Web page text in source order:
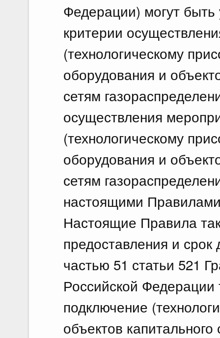
Федерации) могут
критерии
(технологическому
оборудования и
сетям
осуществления
(технологическому
оборудования и
сетям
настоящими
Настоящие Правила
предоставления и
частью 51 статьи 521
Российской Федерации
подключение
объектов